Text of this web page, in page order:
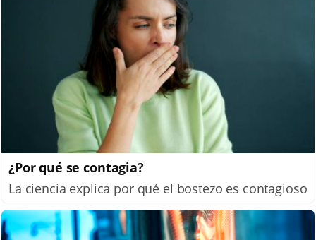
¿Por qué se contagia?
La ciencia explica por qué el bostezo es contagioso